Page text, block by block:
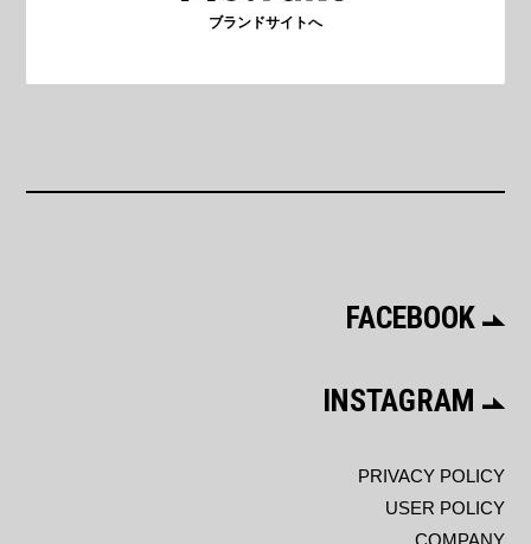
ブランドサイトへ
FACEBOOK
INSTAGRAM
PRIVACY POLICY
USER POLICY
COMPANY